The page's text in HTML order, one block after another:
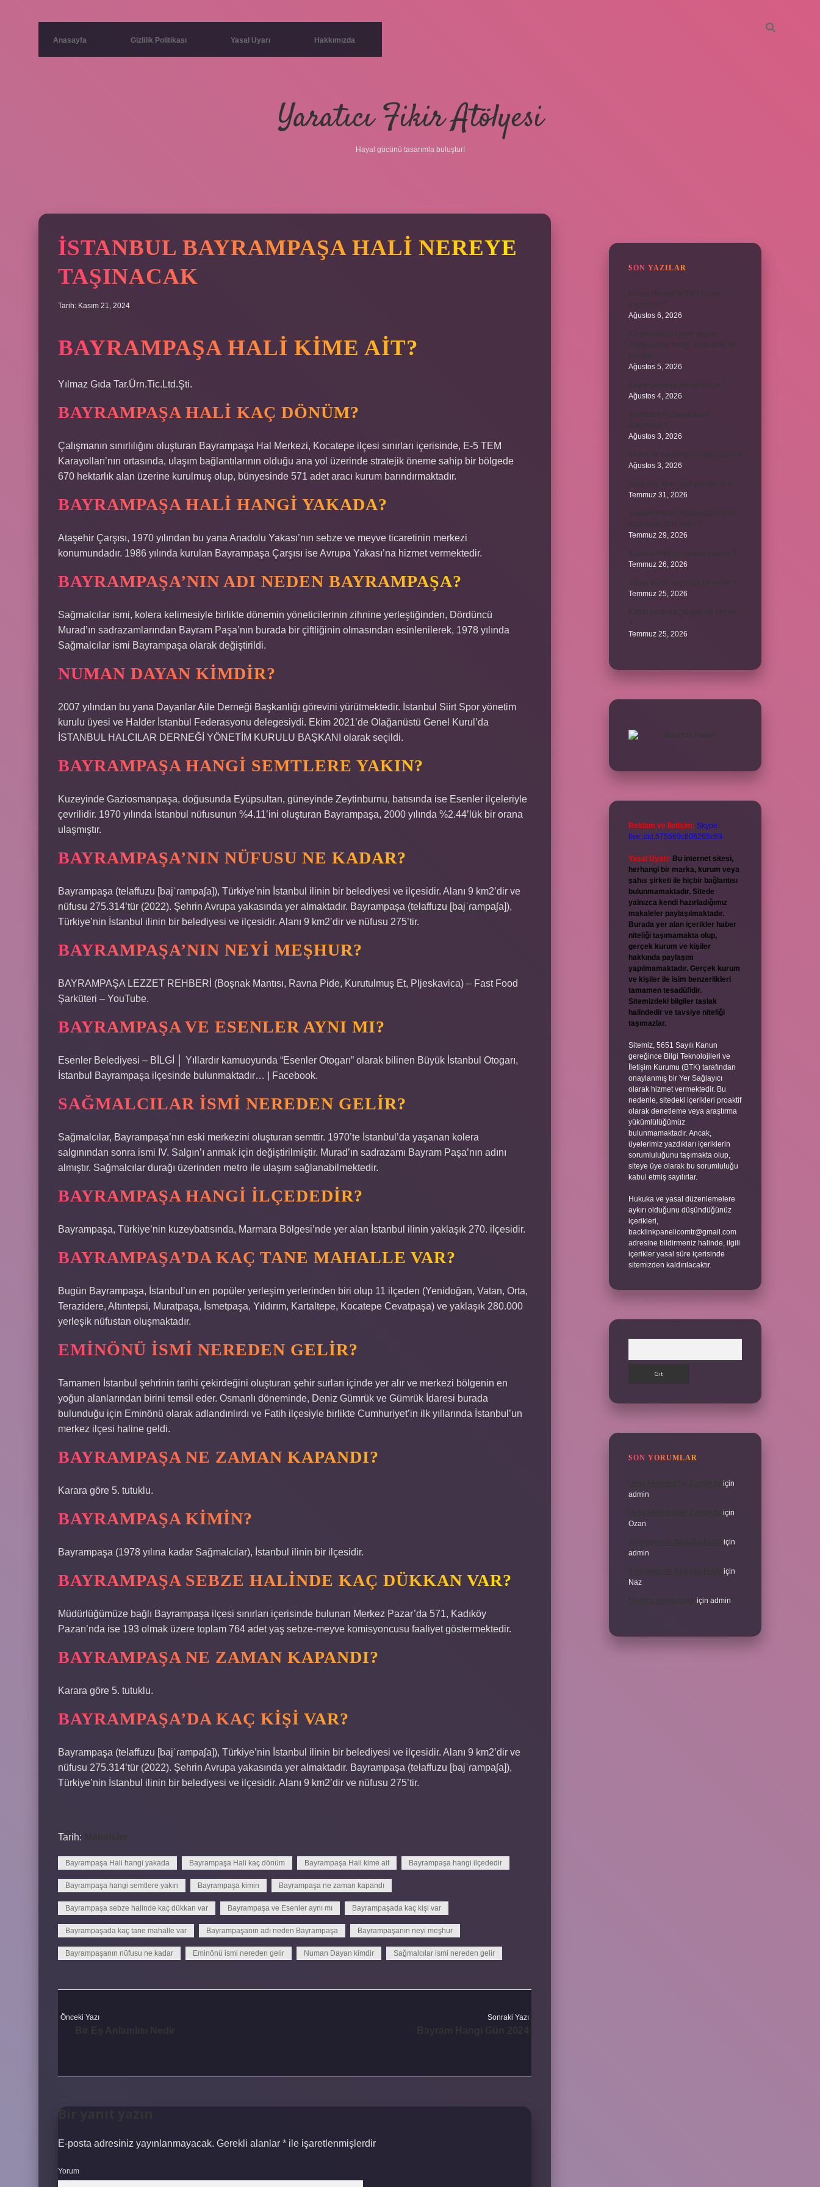
Anasayfa Gizlilik Politikası Yasal Uyarı Hakkımızda
Yaratıcı Fikir Atölyesi
Hayal gücünü tasarımla buluştur!
İSTANBUL BAYRAMPAŞA HALI NEREYE
TAŞINACAK
Tarih: Kasım 21, 2024
BAYRAMPAŞA HALI KIME AIT?
Yılmaz Gıda Tar.Ürn.Tic.Ltd.Şti.
BAYRAMPAŞA HALI KAÇ DÖNÜM?
Çalışmanın sınırlılığını oluşturan Bayrampaşa Hal Merkezi, Kocatepe ilçesi sınırları içerisinde, E-5 TEM
Karayolları’nın ortasında, ulaşım bağlantılarının olduğu ana yol üzerinde stratejik öneme sahip bir bölgede
670 hektarlık alan üzerine kurulmuş olup, bünyesinde 571 adet aracı kurum barındırmaktadır.
BAYRAMPAŞA HALI HANGI YAKADA?
Ataşehir Çarşısı, 1970 yılından bu yana Anadolu Yakası’nın sebze ve meyve ticaretinin merkezi
konumundadır. 1986 yılında kurulan Bayrampaşa Çarşısı ise Avrupa Yakası’na hizmet vermektedir.
BAYRAMPAŞA’NIN ADI NEDEN BAYRAMPAŞA?
Sağmalcılar ismi, kolera kelimesiyle birlikte dönemin yöneticilerinin zihnine yerleştiğinden, Dördüncü
Murad’ın sadrazamlarından Bayram Paşa’nın burada bir çiftliğinin olmasından esinlenilerek, 1978 yılında
Sağmalcılar ismi Bayrampaşa olarak değiştirildi.
NUMAN DAYAN KIMDIR?
2007 yılından bu yana Dayanlar Aile Derneği Başkanlığı görevini yürütmektedir. İstanbul Siirt Spor yönetim
kurulu üyesi ve Halder İstanbul Federasyonu delegesiydi. Ekim 2021’de Olağanüstü Genel Kurul’da
İSTANBUL HALCILAR DERNEĞİ YÖNETİM KURULU BAŞKANI olarak seçildi.
BAYRAMPAŞA HANGI SEMTLERE YAKIN?
Kuzeyinde Gaziosmanpaşa, doğusunda Eyüpsultan, güneyinde Zeytinburnu, batısında ise Esenler ilçeleriyle
çevrilidir. 1970 yılında İstanbul nüfusunun %4.11’ini oluşturan Bayrampaşa, 2000 yılında %2.44’lük bir orana
ulaşmıştır.
BAYRAMPAŞA’NIN NÜFUSU NE KADAR?
Bayrampaşa (telaffuzu [bajˈɾampaʃa]), Türkiye’nin İstanbul ilinin bir belediyesi ve ilçesidir. Alanı 9 km2’dir ve
nüfusu 275.314’tür (2022). Şehrin Avrupa yakasında yer almaktadır. Bayrampaşa (telaffuzu [bajˈɾampaʃa]),
Türkiye’nin İstanbul ilinin bir belediyesi ve ilçesidir. Alanı 9 km2’dir ve nüfusu 275’tir.
BAYRAMPAŞA’NIN NEYI MEŞHUR?
BAYRAMPAŞA LEZZET REHBERİ (Boşnak Mantısı, Ravna Pide, Kurutulmuş Et, Pljeskavica) – Fast Food
Şarküteri – YouTube.
BAYRAMPAŞA VE ESENLER AYNI MI?
Esenler Belediyesi – BİLGİ │ Yıllardır kamuoyunda “Esenler Otogarı” olarak bilinen Büyük İstanbul Otogarı,
İstanbul Bayrampaşa ilçesinde bulunmaktadır… | Facebook.
SAĞMALCILAR ISMI NEREDEN GELIR?
Sağmalcılar, Bayrampaşa’nın eski merkezini oluşturan semttir. 1970’te İstanbul’da yaşanan kolera
salgınından sonra ismi IV. Salgın’ı anmak için değiştirilmiştir. Murad’ın sadrazamı Bayram Paşa’nın adını
almıştır. Sağmalcılar durağı üzerinden metro ile ulaşım sağlanabilmektedir.
BAYRAMPAŞA HANGI ILÇEDEDIR?
Bayrampaşa, Türkiye’nin kuzeybatısında, Marmara Bölgesi’nde yer alan İstanbul ilinin yaklaşık 270. ilçesidir.
BAYRAMPAŞA’DA KAÇ TANE MAHALLE VAR?
Bugün Bayrampaşa, İstanbul’un en popüler yerleşim yerlerinden biri olup 11 ilçeden (Yenidoğan, Vatan, Orta,
Terazidere, Altıntepsi, Muratpaşa, İsmetpaşa, Yıldırım, Kartaltepe, Kocatepe Cevatpaşa) ve yaklaşık 280.000
yerleşik nüfustan oluşmaktadır.
EMINÖNÜ ISMI NEREDEN GELIR?
Tamamen İstanbul şehrinin tarihi çekirdeğini oluşturan şehir surları içinde yer alır ve merkezi bölgenin en
yoğun alanlarından birini temsil eder. Osmanlı döneminde, Deniz Gümrük ve Gümrük İdaresi burada
bulunduğu için Eminönü olarak adlandırılırdı ve Fatih ilçesiyle birlikte Cumhuriyet’in ilk yıllarında İstanbul’un
merkez ilçesi haline geldi.
BAYRAMPAŞA NE ZAMAN KAPANDI?
Karara göre 5. tutuklu.
BAYRAMPAŞA KIMIN?
Bayrampaşa (1978 yılına kadar Sağmalcılar), İstanbul ilinin bir ilçesidir.
BAYRAMPAŞA SEBZE HALINDE KAÇ DÜKKAN VAR?
Müdürlüğümüze bağlı Bayrampaşa ilçesi sınırları içerisinde bulunan Merkez Pazar’da 571, Kadıköy
Pazarı’nda ise 193 olmak üzere toplam 764 adet yaş sebze-meyve komisyoncusu faaliyet göstermektedir.
BAYRAMPAŞA NE ZAMAN KAPANDI?
Karara göre 5. tutuklu.
BAYRAMPAŞA’DA KAÇ KIŞI VAR?
Bayrampaşa (telaffuzu [bajˈɾampaʃa]), Türkiye’nin İstanbul ilinin bir belediyesi ve ilçesidir. Alanı 9 km2’dir ve
nüfusu 275.314’tür (2022). Şehrin Avrupa yakasında yer almaktadır. Bayrampaşa (telaffuzu [bajˈɾampaʃa]),
Türkiye’nin İstanbul ilinin bir belediyesi ve ilçesidir. Alanı 9 km2’dir ve nüfusu 275’tir.
Tarih: Makaleler
Bayrampaşa Hali hangi yakada Bayrampaşa Hali kaç dönüm Bayrampaşa Hali kime ait Bayrampaşa hangi ilçededir
Bayrampaşa hangi semtlere yakın Bayrampaşa kimin Bayrampaşa ne zaman kapandı
Bayrampaşa sebze halinde kaç dükkan var Bayrampaşa ve Esenler aynı mı Bayrampaşada kaç kişi var
Bayrampaşada kaç tane mahalle var Bayrampaşanın adı neden Bayrampaşa Bayrampaşanın neyi meşhur
Bayrampaşanın nüfusu ne kadar Eminönü ismi nereden gelir Numan Dayan kimdir Sağmalcılar ismi nereden gelir
Önceki Yazı Sonraki Yazı
E-posta adresiniz yayınlanmayacak. Gerekli alanlar * ile işaretlenmişlerdir
Yorum
SON YAZILAR
Ağustos 6, 2026
Ağustos 5, 2026
Ağustos 4, 2026
Ağustos 3, 2026
Ağustos 3, 2026
Temmuz 31, 2026
Temmuz 29, 2026
Temmuz 26, 2026
Temmuz 25, 2026
Temmuz 25, 2026
Reklam ve İletişim: Skype:
live:.cid.575569c608265c69
Yasal Uyarı: Bu internet sitesi,
herhangi bir marka, kurum veya
şahıs şirketi ile hiçbir bağlantısı
bulunmamaktadır. Sitede
yalnızca kendi hazırladığımız
makaleler paylaşılmaktadır.
Burada yer alan içerikler haber
niteliği taşımamakta olup,
gerçek kurum ve kişiler
hakkında paylaşım
yapılmamaktadır. Gerçek kurum
ve kişiler ile isim benzerlikleri
tamamen tesadüfidir.
Sitemizdeki bilgiler taslak
halindedir ve tavsiye niteliği
taşımazlar.
Sitemiz, 5651 Sayılı Kanun
gereğince Bilgi Teknolojileri ve
İletişim Kurumu (BTK) tarafından
onaylanmış bir Yer Sağlayıcı
olarak hizmet vermektedir. Bu
nedenle, sitedeki içerikleri proaktif
olarak denetleme veya araştırma
yükümlülüğümüz
bulunmamaktadır. Ancak,
üyelerimiz yazdıkları içeriklerin
sorumluluğunu taşımakta olup,
siteye üye olarak bu sorumluluğu
kabul etmiş sayılırlar.
Hukuka ve yasal düzenlemelere
aykırı olduğunu düşündüğünüz
içerikleri,
backlinkpanelicomtr@gmail.com
adresine bildirmeniz halinde, ilgili
içerikler yasal süre içerisinde
sitemizden kaldırılacaktır.
SON YORUMLAR
için
admin
için
Ozan
için
admin
için
Naz
için admin